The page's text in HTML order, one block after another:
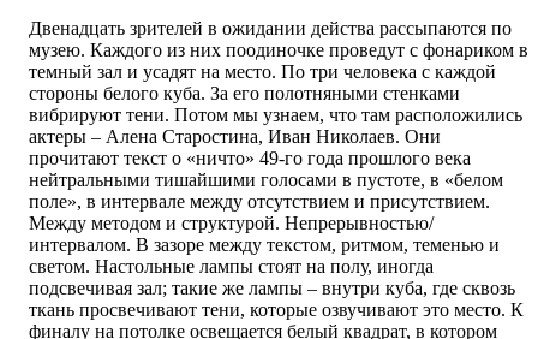
Двенадцать зрителей в ожидании действа рассыпаются по
музею. Каждого из них поодиночке проведут с фонариком в
темный зал и усадят на место. По три человека с каждой
стороны белого куба. За его полотняными стенками
вибрируют тени. Потом мы узнаем, что там расположились
актеры – Алена Старостина, Иван Николаев. Они
прочитают текст о «ничто» 49-го года прошлого века
нейтральными тишайшими голосами в пустоте, в «белом
поле», в интервале между отсутствием и присутствием.
Между методом и структурой. Непрерывностью/
интервалом. В зазоре между текстом, ритмом, теменью и
светом. Настольные лампы стоят на полу, иногда
подсвечивая зал; такие же лампы – внутри куба, где сквозь
ткань просвечивают тени, которые озвучивают это место. К
финалу на потолке освещается белый квадрат, в котором